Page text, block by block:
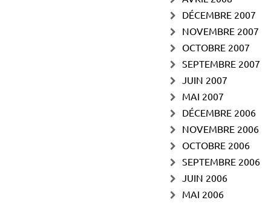
DÉCEMBRE 2007
NOVEMBRE 2007
OCTOBRE 2007
SEPTEMBRE 2007
JUIN 2007
MAI 2007
DÉCEMBRE 2006
NOVEMBRE 2006
OCTOBRE 2006
SEPTEMBRE 2006
JUIN 2006
MAI 2006